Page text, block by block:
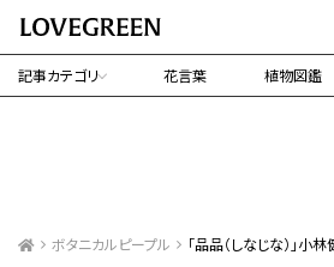
記事カテゴリ 花言葉 植物図鑑
ボタニカルピープル 「品品（しなじな）」